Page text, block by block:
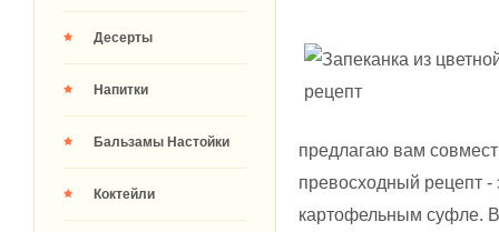
Десерты
Напитки
Бальзамы Настойки
Коктейли
предлагаю вам
превосходный рецепт -
картофельным суфле.